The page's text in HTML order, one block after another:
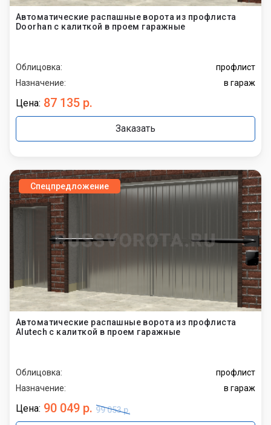
Автоматические распашные ворота из профлиста
Doorhan с калиткой в проем гаражные
Облицовка:
профлист
Назначение:
в гараж
Цена: 87 135 р.
Заказать
Спецпредложение
Автоматические распашные ворота из профлиста
Alutech с калиткой в проем гаражные
Облицовка:
профлист
Назначение:
в гараж
Цена: 90 049 р. 99 053 р.